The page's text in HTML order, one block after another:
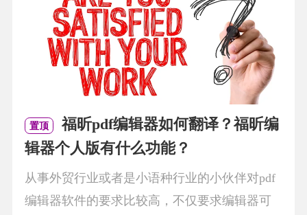
置顶
福昕pdf编辑器如何翻译？福昕编
辑器个人版有什么功能？
从事外贸行业或者是小语种行业的小伙伴对pdf
编辑器软件的要求比较高，不仅要求编辑器可